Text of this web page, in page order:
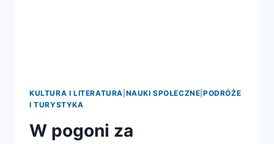
KULTURA I LITERATURA NAUKI SPOŁECZNE |PODRÓŻE
I TURYSTYKA
W pogoni za